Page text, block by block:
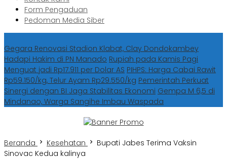
Form Pengaduan
Pedoman Media Siber
Gegara Renovasi Stadion Klabat, Clay Dondokambey
Hadapi Hakim di PN Manado Rupiah pada Kamis Pagi
Menguat jadi Rp17.911 per Dolar AS PIHPS: Harga Cabai Rawit
Rp59.150/kg, Telur Ayam Rp29.550/kg Pemerintah Perkuat
Sinergi dengan BI Jaga Stabilitas Ekonomi Gempa M 6,5 di
Mindanao, Warga Sangihe Imbau Waspada
Beranda Kesehatan
Bupati Jabes Terima Vaksin
Sinovac Kedua kalinya